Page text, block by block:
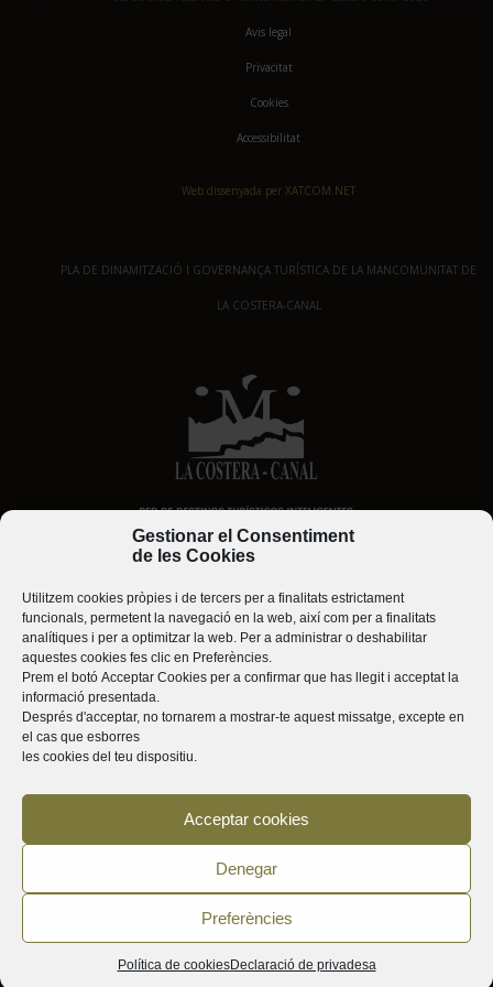
Gestionar el Consentiment
de les Cookies
Utilitzem cookies pròpies i de tercers per a finalitats estrictament
funcionals, permetent la navegació en la web, així com per a finalitats
analítiques i per a optimitzar la web. Per a administrar o deshabilitar
aquestes cookies fes clic en Preferències.
Prem el botó Acceptar Cookies per a confirmar que has llegit i acceptat la
informació presentada.
Després d'acceptar, no tornarem a mostrar-te aquest missatge, excepte en
el cas que esborres
les cookies del teu dispositiu.
Acceptar cookies
Denegar
Preferències
Política de cookiesDeclaració de privadesa
Avis legal
Privacitat
Cookies
Accessibilitat
Web dissenyada per XATCOM.NET
PLA DE DINAMITZACIÓ I GOVERNANÇA TURÍSTICA DE LA MANCOMUNITAT DE
LA COSTERA-CANAL